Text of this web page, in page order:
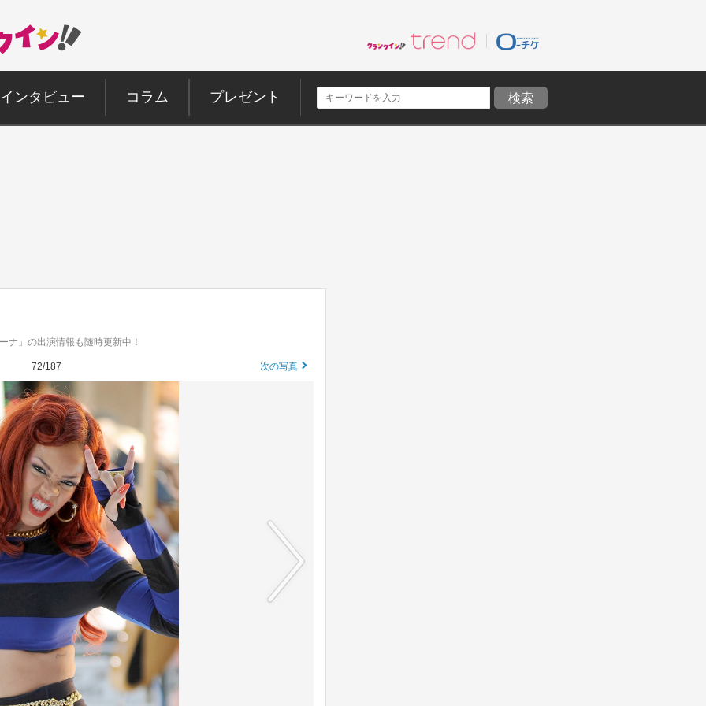
インタビュー コラム プレゼント
ナ」の出演情報も随時更新中！
72/187 次の写真